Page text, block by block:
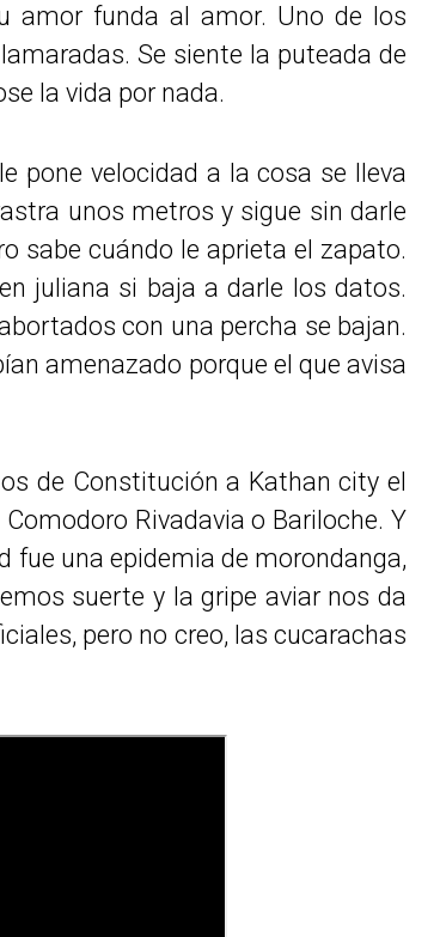
amor funda al amor. Uno de los
Se siente la puteada de
la vida por nada.
pone velocidad a la cosa se lleva
unos metros y sigue sin darle
sabe cuándo le aprieta el zapato.
juliana si baja a darle los datos.
con una percha se bajan.
amenazado porque el que avisa
de Constitución a Kathan city el
Rivadavia o Bariloche. Y
fue una epidemia de morondanga,
suerte y la gripe aviar nos da
pero no creo, las cucarachas